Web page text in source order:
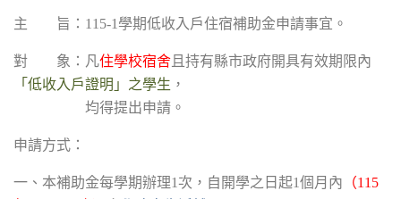
主 旨： 115-1 學期低收入戶住宿補助金申請事宜。
對 象：凡住學校宿舍 且持有縣市政府開具有效期限內
「低收入戶證明」之學生 ，
均得提出申請。
申請方式：
一、本補助金每學期辦理1次，自開學之日起1個月內 （115